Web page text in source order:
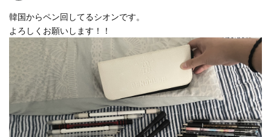
韓国からペン回してるシオンです。
よろしくお願いします！！